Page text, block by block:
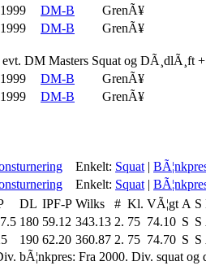
1999 DM-B
GrenÃ¥
1999 DM-B GrenÃ¥
DM Masters Squat og DÃ¸dlÃ¸ft
1999 DM-B
GrenÃ¥
1999 DM-B GrenÃ¥
Enkelt: Squat |
Enkelt: Squat |
DL IPF-P Wilks # Kl. VÃ¦gt A S
180 59.12 343.13 2. 75 74.10 S S
190 62.20 360.87 2. 75 74.70 S S
bÃ¦nkpres: Fra 2000. Div. squat